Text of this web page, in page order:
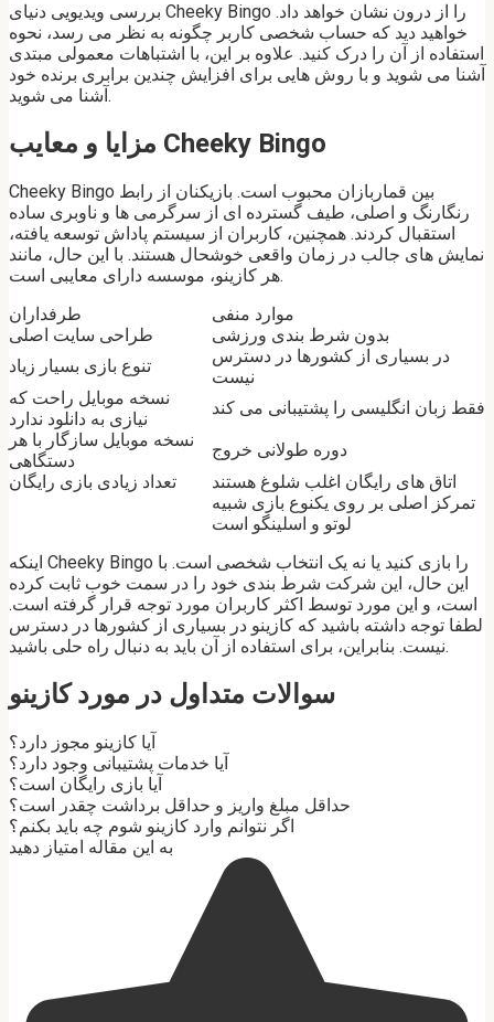
بررسی ویدیویی دنیای Cheeky Bingo را از درون نشان خواهد داد.
خواهید دید که حساب شخصی کاربر چگونه به نظر می رسد، نحوه
استفاده از آن را درک کنید. علاوه بر این، با اشتباهات معمولی مبتدی
آشنا می شوید و با روش هایی برای افزایش چندین برابری برنده خود
آشنا می شوید.
مزایا و معایب Cheeky Bingo
Cheeky Bingo بین قماربازان محبوب است. بازیکنان از رابط
رنگارنگ و اصلی، طیف گسترده ای از سرگرمی ها و ناوبری ساده
استقبال کردند. همچنین، کاربران از سیستم پاداش توسعه یافته،
نمایش های جالب در زمان واقعی خوشحال هستند. با این حال، مانند
هر کازینو، موسسه دارای معایبی است.
طرفداران
موارد منفی
طراحی سایت اصلی
بدون شرط بندی ورزشی
تنوع بازی بسیار زیاد
در بسیاری از کشورها در دسترس
نیست
نسخه موبایل راحت که
نیازی به دانلود ندارد
فقط زبان انگلیسی را پشتیبانی می کند
نسخه موبایل سازگار با هر
دستگاهی
دوره طولانی خروج
تعداد زیادی بازی رایگان
اتاق های رایگان اغلب شلوغ هستند
تمرکز اصلی بر روی یکنوع بازی شبیه
لوتو و اسلینگو است
اینکه Cheeky Bingo را بازی کنید یا نه یک انتخاب شخصی است. با
این حال، این شرکت شرط بندی خود را در سمت خوب ثابت کرده
است، و این مورد توسط اکثر کاربران مورد توجه قرار گرفته است.
لطفا توجه داشته باشید که کازینو در بسیاری از کشورها در دسترس
نیست. بنابراین، برای استفاده از آن باید به دنبال راه حلی باشید.
سوالات متداول در مورد کازینو
آیا کازینو مجوز دارد؟
آیا خدمات پشتیبانی وجود دارد؟
آیا بازی رایگان است؟
حداقل مبلغ واریز و حداقل برداشت چقدر است؟
اگر نتوانم وارد کازینو شوم چه باید بکنم؟
به این مقاله امتیاز دهید